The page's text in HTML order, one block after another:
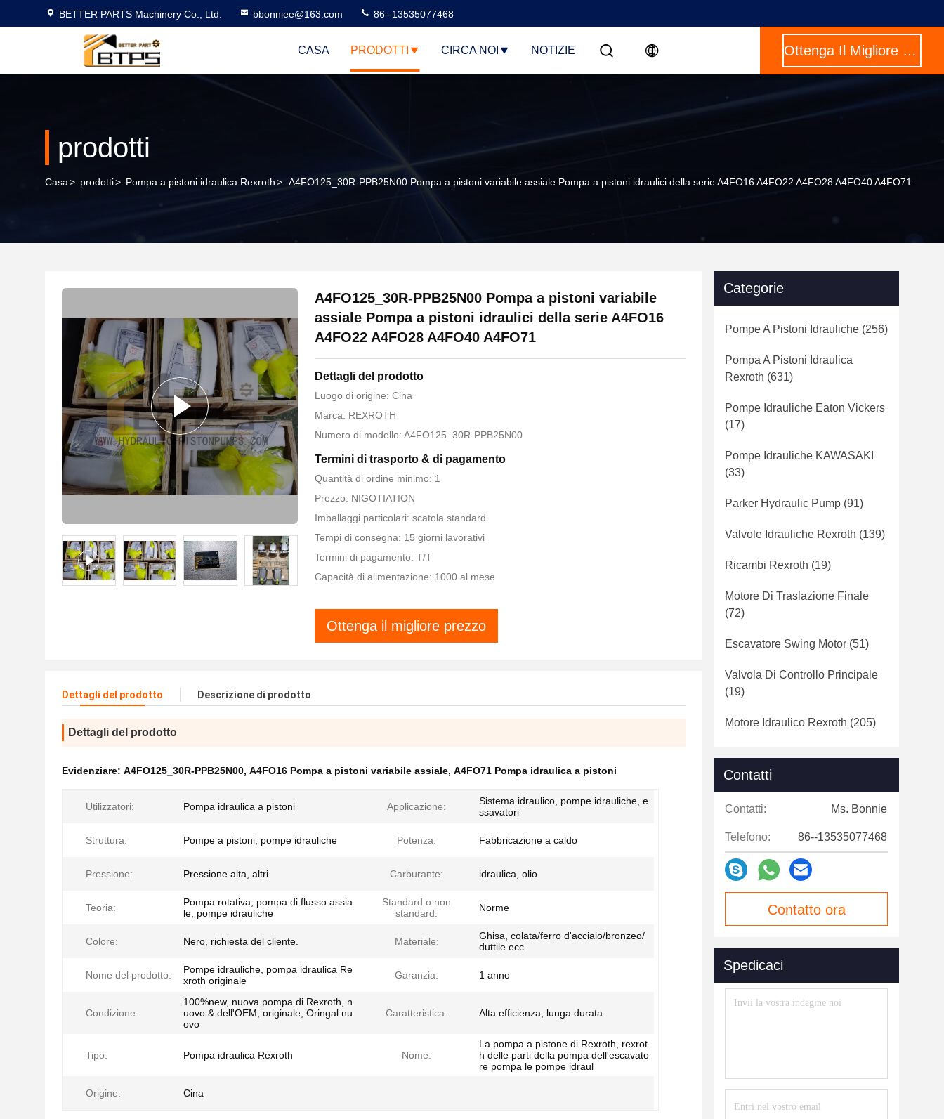
BETTER PARTS Machinery Co., Ltd. bbonniee@163.com 86--13535077468
CASA PRODOTTI CIRCA NOI NOTIZIE Ottenga Il Migliore Prezzo
prodotti
Casa> prodotti> Pompa a pistoni idraulica Rexroth> A4FO125_30R-PPB25N00 Pompa a pistoni variabile assiale Pompa a pistoni idraulici della serie A4FO16 A4FO22 A4FO28 A4FO40 A4FO71
A4FO125_30R-PPB25N00 Pompa a pistoni variabile
assiale Pompa a pistoni idraulici della serie A4FO16
A4FO22 A4FO28 A4FO40 A4FO71
Dettagli del prodotto
Luogo di origine: Cina
Marca: REXROTH
Numero di modello: A4FO125_30R-PPB25N00
Termini di trasporto & di pagamento
Quantità di ordine minimo: 1
Prezzo: NIGOTIATION
Imballaggi particolari: scatola standard
Tempi di consegna: 15 giorni lavorativi
Termini di pagamento: T/T
Capacità di alimentazione: 1000 al mese
Ottenga il migliore prezzo
Dettagli del prodotto Descrizione di prodotto
Dettagli del prodotto
Evidenziare: A4FO125_30R-PPB25N00, A4FO16 Pompa a pistoni variabile assiale, A4FO71 Pompa idraulica a pistoni
Utilizzatori: Pompa idraulica a pistoni Applicazione:
Sistema idraulico, pompe idrauliche, e
ssavatori
Struttura: Pompe a pistoni, pompe idrauliche Potenza: Fabbricazione a caldo
Pressione: Pressione alta, altri Carburante: idraulica, olio
Teoria:
Pompa rotativa, pompa di flusso assia
le, pompe idrauliche
Standard o non
standard:
Norme
Colore: Nero, richiesta del cliente. Materiale:
Ghisa, colata/ferro d'acciaio/bronzeo/
duttile ecc
Nome del prodotto:
Pompe idrauliche, pompa idraulica Re
xroth originale
Garanzia: 1 anno
Condizione:
100%new, nuova pompa di Rexroth, n
uovo & dell'OEM; originale, Oringal nu
ovo
Caratteristica: Alta efficienza, lunga durata
Tipo: Pompa idraulica Rexroth Nome:
La pompa a pistone di Rexroth, rexrot
h delle parti della pompa dell'escavato
re pompa le pompe idraul
Origine: Cina
Categorie
Pompe A Pistoni Idrauliche (256)
Pompa A Pistoni Idraulica
Rexroth (631)
Pompe Idrauliche Eaton Vickers
(17)
Pompe Idrauliche KAWASAKI
(33)
Parker Hydraulic Pump (91)
Valvole Idrauliche Rexroth (139)
Ricambi Rexroth (19)
Motore Di Traslazione Finale
(72)
Escavatore Swing Motor (51)
Valvola Di Controllo Principale
(19)
Motore Idraulico Rexroth (205)
Contatti
Contatti: Ms. Bonnie
Telefono: 86--13535077468
Contatto ora
Spedicaci